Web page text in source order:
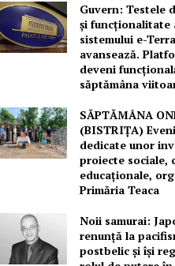
Guvern: Testele
și funcționalitate
sistemului e-
avansează.
deveni
săptămâna
SĂPTĂMÂNA
(BISTRIȚA)
dedicate unor
proiecte sociale,
educaționale,
Primăria Teaca
Noii samurai:
renunță la
postbelic și își